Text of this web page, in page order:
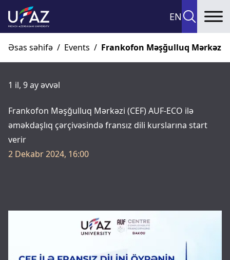
EN
Əsas səhifə / Events / Frankofon Məşğulluq Mərkəzi
1 il, 9 ay əvvəl
Frankofon Məşğulluq Mərkəzi (CEF) AUF-ECO ilə
əməkdaşlıq çərçivəsində fransız dili kurslarına start
verir
2 Dekabr 2024, 16:00